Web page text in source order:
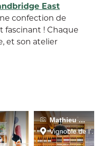
East
confection de
fascinant ! Chaque
et son atelier
Mathieu
Vignoble de